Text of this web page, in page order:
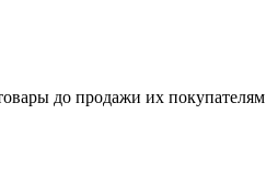
до продажи их покупателям